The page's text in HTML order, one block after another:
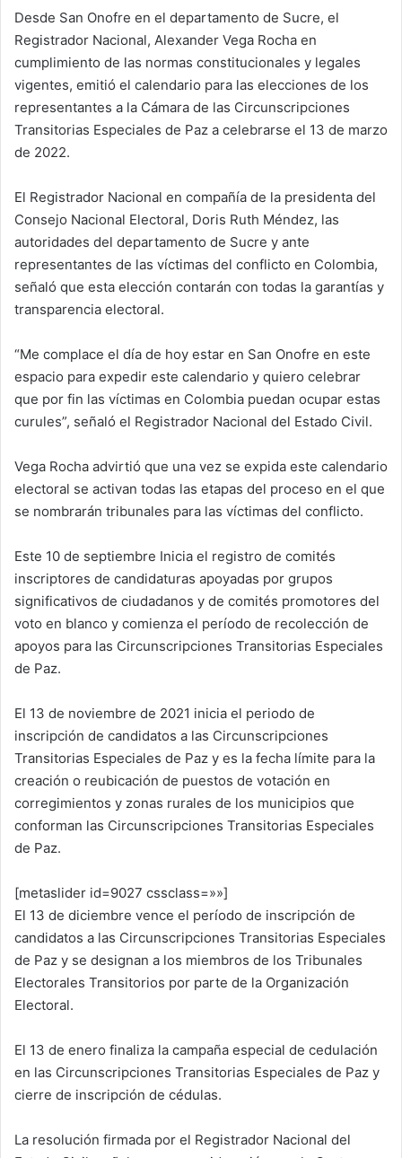
Desde San Onofre en el departamento de Sucre, el
Registrador Nacional, Alexander Vega Rocha en
cumplimiento de las normas constitucionales y legales
vigentes, emitió el calendario para las elecciones de los
representantes a la Cámara de las Circunscripciones
Transitorias Especiales de Paz a celebrarse el 13 de marzo
de 2022.
El Registrador Nacional en compañía de la presidenta del
Consejo Nacional Electoral, Doris Ruth Méndez, las
autoridades del departamento de Sucre y ante
representantes de las víctimas del conflicto en Colombia,
señaló que esta elección contarán con todas la garantías y
transparencia electoral.
“Me complace el día de hoy estar en San Onofre en este
espacio para expedir este calendario y quiero celebrar
que por fin las víctimas en Colombia puedan ocupar estas
curules”, señaló el Registrador Nacional del Estado Civil.
Vega Rocha advirtió que una vez se expida este calendario
electoral se activan todas las etapas del proceso en el que
se nombrarán tribunales para las víctimas del conflicto.
Este 10 de septiembre Inicia el registro de comités
inscriptores de candidaturas apoyadas por grupos
significativos de ciudadanos y de comités promotores del
voto en blanco y comienza el período de recolección de
apoyos para las Circunscripciones Transitorias Especiales
de Paz.
El 13 de noviembre de 2021 inicia el periodo de
inscripción de candidatos a las Circunscripciones
Transitorias Especiales de Paz y es la fecha límite para la
creación o reubicación de puestos de votación en
corregimientos y zonas rurales de los municipios que
conforman las Circunscripciones Transitorias Especiales
de Paz.
[metaslider id=9027 cssclass=»»]
El 13 de diciembre vence el período de inscripción de
candidatos a las Circunscripciones Transitorias Especiales
de Paz y se designan a los miembros de los Tribunales
Electorales Transitorios por parte de la Organización
Electoral.
El 13 de enero finaliza la campaña especial de cedulación
en las Circunscripciones Transitorias Especiales de Paz y
cierre de inscripción de cédulas.
La resolución firmada por el Registrador Nacional del